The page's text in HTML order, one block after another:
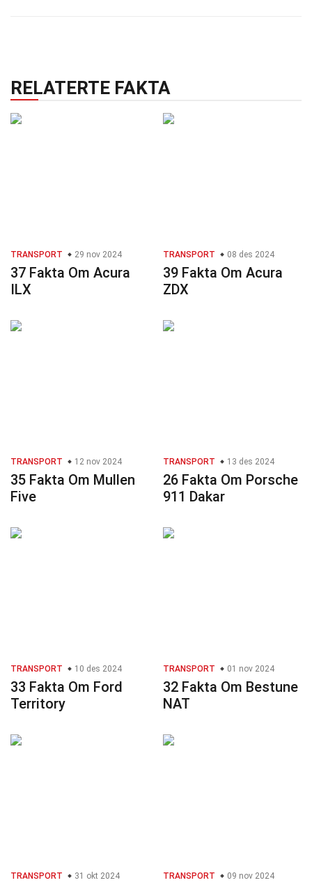
RELATERTE FAKTA
TRANSPORT 29 nov 2024
37 Fakta Om Acura
ILX
TRANSPORT 08 des 2024
39 Fakta Om Acura
ZDX
TRANSPORT 12 nov 2024
35 Fakta Om Mullen
Five
TRANSPORT 13 des 2024
26 Fakta Om Porsche
911 Dakar
TRANSPORT 10 des 2024
33 Fakta Om Ford
Territory
TRANSPORT 01 nov 2024
32 Fakta Om Bestune
NAT
TRANSPORT 31 okt 2024 TRANSPORT 09 nov 2024